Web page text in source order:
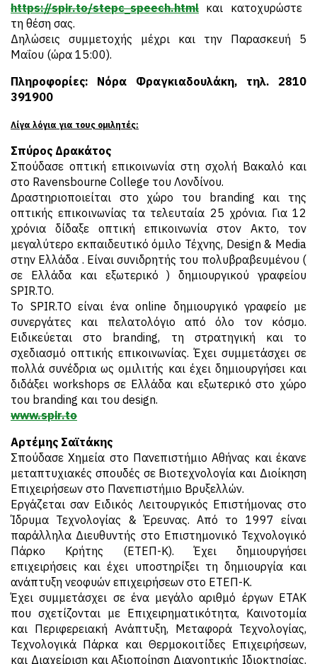
https://spir.to/stepc_speech.html και κατοχυρώστε
τη θέση σας.
Δηλώσεις συμμετοχής μέχρι και την Παρασκευή 5
Μαΐου (ώρα 15:00).
Πληροφορίες: Νόρα Φραγκιαδουλάκη, τηλ. 2810
391900
Λίγα λόγια για τους ομιλητές:
Σπύρος Δρακάτος
Σπούδασε οπτική επικοινωνία στη σχολή Βακαλό και
στο Ravensbourne College του Λονδίνου.
Δραστηριοποιείται στο χώρο του branding και της
οπτικής επικοινωνίας τα τελευταία 25 χρόνια. Για 12
χρόνια δίδαξε οπτική επικοινωνία στον Ακτο, τον
μεγαλύτερο εκπαιδευτικό όμιλο Τέχνης, Design & Media
στην Ελλάδα . Είναι συνιδρητής του πολυβραβευμένου (
σε Ελλάδα και εξωτερικό ) δημιουργικού γραφείου
SPIR.TO.
Το SPIR.TO είναι ένα online δημιουργικό γραφείο με
συνεργάτες και πελατολόγιο από όλο τον κόσμο.
Ειδικεύεται στο branding, τη στρατηγική και το
σχεδιασμό οπτικής επικοινωνίας. Έχει συμμετάσχει σε
πολλά συνέδρια ως ομιλιτής και έχει δημιουργήσει και
διδάξει workshops σε Ελλάδα και εξωτερικό στο χώρο
του branding και του design.
www.spir.to
Αρτέμης Σαϊτάκης
Σπούδασε Χημεία στο Πανεπιστήμιο Αθήνας και έκανε
μεταπτυχιακές σπουδές σε Βιοτεχνολογία και Διοίκηση
Επιχειρήσεων στο Πανεπιστήμιο Βρυξελλών.
Εργάζεται σαν Ειδικός Λειτουργικός Επιστήμονας στο
Ίδρυμα Τεχνολογίας & Έρευνας. Από το 1997 είναι
παράλληλα Διευθυντής στο Επιστημονικό Τεχνολογικό
Πάρκο Κρήτης (ΕΤΕΠ-Κ). Έχει δημιουργήσει
επιχειρήσεις και έχει υποστηρίξει τη δημιουργία και
ανάπτυξη νεοφυών επιχειρήσεων στο ΕΤΕΠ-Κ.
Έχει συμμετάσχει σε ένα μεγάλο αριθμό έργων ΕΤΑΚ
που σχετίζονται με Επιχειρηματικότητα, Καινοτομία
και Περιφερειακή Ανάπτυξη, Μεταφορά Τεχνολογίας,
Τεχνολογικά Πάρκα και Θερμοκοιτίδες Επιχειρήσεων,
και Διαχείριση και Αξιοποίηση Διανοητικής Ιδιοκτησίας.